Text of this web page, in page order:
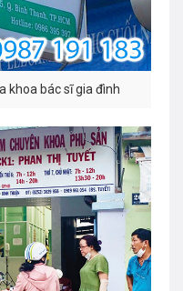
khoa bác sĩ gia đình